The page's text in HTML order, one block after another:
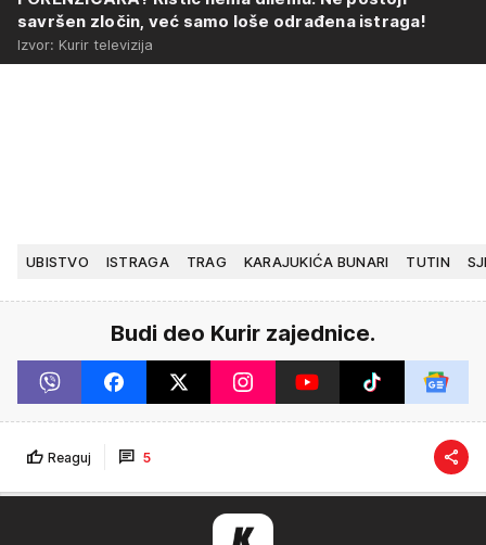
savršen zločin, već samo loše odrađena istraga!
Izvor: Kurir televizija
UBISTVO ISTRAGA TRAG KARAJUKIĆA BUNARI TUTIN
Budi deo Kurir zajednice.
Reaguj 5